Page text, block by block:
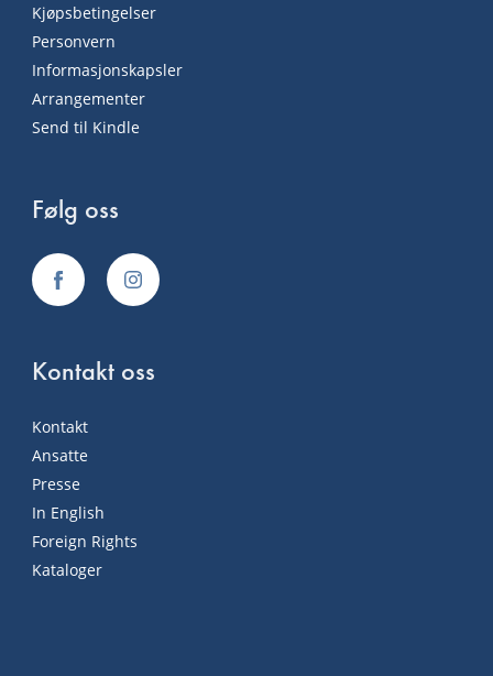
Kjøpsbetingelser
Personvern
Informasjonskapsler
Arrangementer
Send til Kindle
Følg oss
Kontakt oss
Kontakt
Ansatte
Presse
In English
Foreign Rights
Kataloger